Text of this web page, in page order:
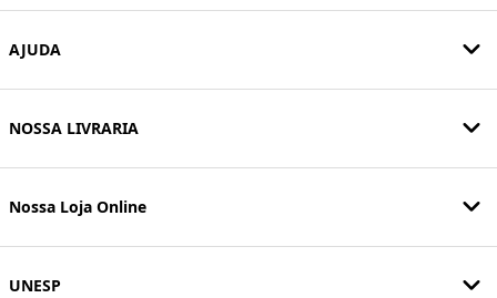
AJUDA
NOSSA LIVRARIA
Nossa Loja Online
UNESP